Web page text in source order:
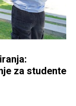
za studente